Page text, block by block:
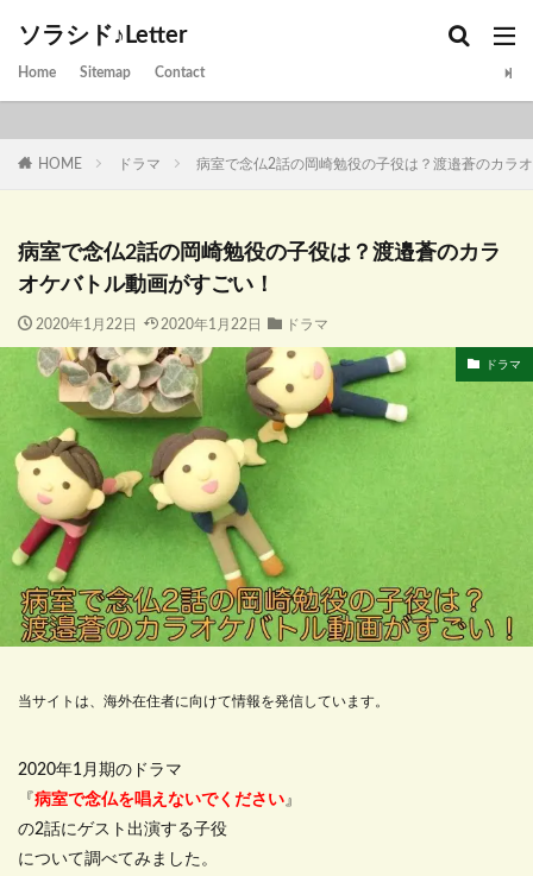
ソラシド♪Letter
Home Sitemap Contact
HOME ドラマ 病室で念仏2話の岡崎勉役の子役は？渡邉蒼のカラ
病室で念仏2話の岡崎勉役の子役は？渡邉蒼のカラ
オケバトル動画がすごい！
2020年1月22日 2020年1月22日 ドラマ
ドラマ
当サイトは、海外在住者に向けて情報を発信しています。
2020年1月期のドラマ
『 病室で念仏を唱えないでください』
の2話にゲスト出演する子役
について調べてみました。